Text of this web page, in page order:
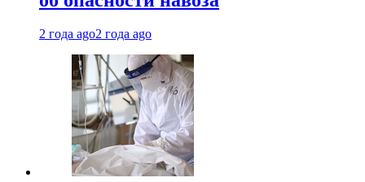
2 года ago2 года ago